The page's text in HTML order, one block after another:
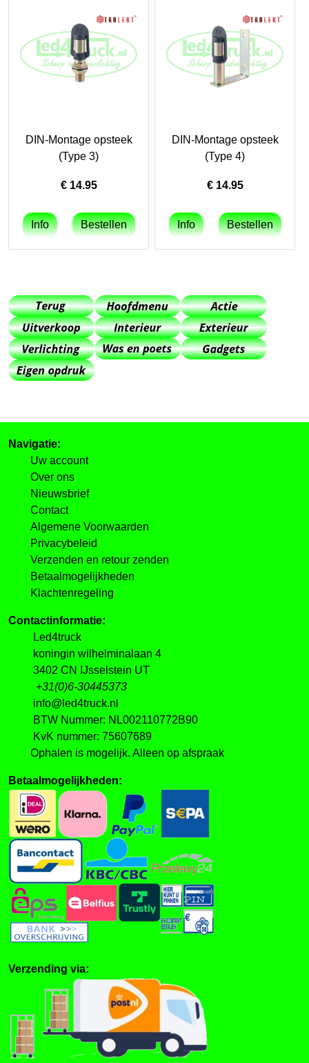
DIN-Montage opsteek
(Type 3)
€ 14.95
DIN-Montage opsteek
(Type 4)
€ 14.95
Navigatie:
Uw account
Over ons
Nieuwsbrief
Contact
Algemene Voorwaarden
Privacybeleid
Verzenden en retour zenden
Betaalmogelijkheden
Klachtenregeling
Contactinformatie:
Led4truck
koningin wilhelminalaan 4
3402 CN IJsselstein UT
+31(0)6-30445373
info@led4truck.nl
BTW Nummer: NL002110772B90
KvK nummer: 75607689
Ophalen is mogelijk. Alleen op afspraak
Betaalmogelijkheden:
Verzending via: